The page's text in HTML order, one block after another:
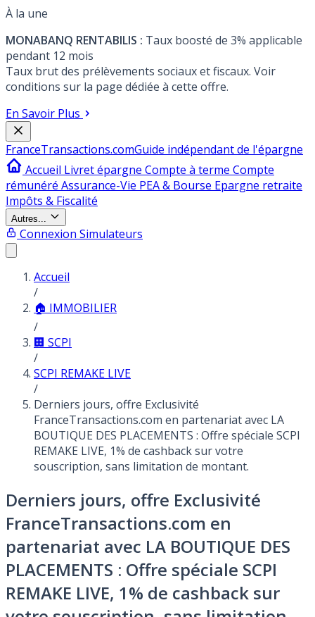
À la une
MONABANQ RENTABILIS : Taux boosté de 3% applicable
pendant 12 mois
Taux brut des prélèvements sociaux et fiscaux. Voir
conditions sur la page dédiée à cette offre.
En Savoir Plus
FranceTransactions.comGuide indépendant de l'épargne
Accueil Livret épargne Compte à terme Compte
rémunéré Assurance-Vie PEA & Bourse Epargne retraite
Impôts & Fiscalité
Autres...
Connexion Simulateurs
Accueil
/
🏠 IMMOBILIER
/
🏢 SCPI
/
SCPI REMAKE LIVE
/
Derniers jours, offre Exclusivité
FranceTransactions.com en partenariat avec LA
BOUTIQUE DES PLACEMENTS : Offre spéciale SCPI
REMAKE LIVE, 1% de cashback sur votre
souscription, sans limitation de montant.
Derniers jours, offre Exclusivité
FranceTransactions.com en
partenariat avec LA BOUTIQUE DES
PLACEMENTS : Offre spéciale SCPI
REMAKE LIVE, 1% de cashback sur